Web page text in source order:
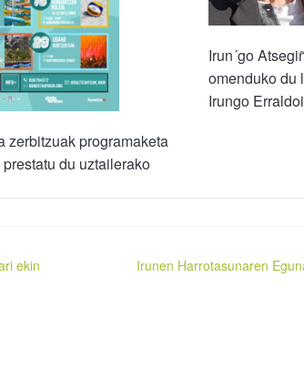
zerbitzuak programaketa
du uztailerako
Irun´go
omenduko du
Irungo
ekin
Irunen Harrotasunaren